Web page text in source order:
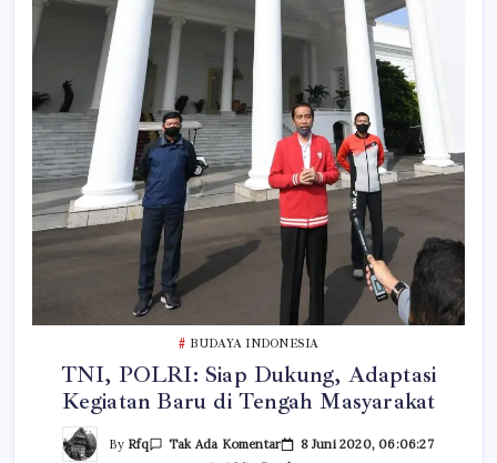
BUDAYA INDONESIA
TNI, POLRI: Siap Dukung, Adaptasi
Kegiatan Baru di Tengah Masyarakat
By Rfq Tak Ada KomentarPada8 Juni 2020, 06:06:27